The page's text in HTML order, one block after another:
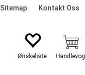
Sitemap Kontakt Oss